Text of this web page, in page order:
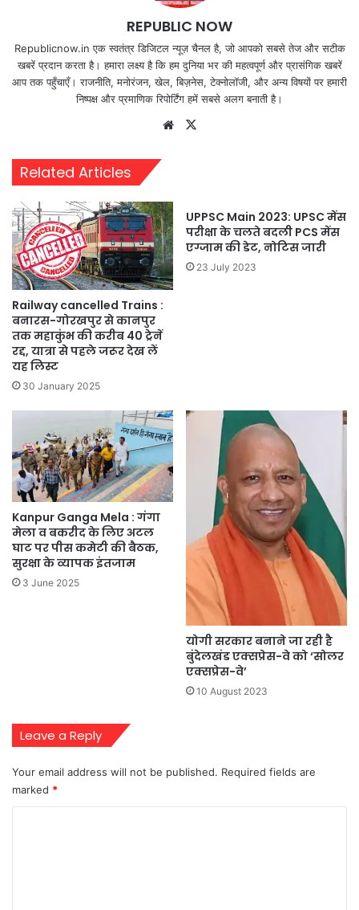
REPUBLIC NOW
Republicnow.in एक स्वतंत्र डिजिटल न्यूज़ चैनल है, जो आपको सबसे तेज और सटीक
खबरें प्रदान करता है। हमारा लक्ष्य है कि हम दुनिया भर की महत्वपूर्ण और प्रासंगिक खबरें
आप तक पहुँचाएँ। राजनीति, मनोरंजन, खेल, बिज़नेस, टेक्नोलॉजी, और अन्य विषयों पर हमारी
निष्पक्ष और प्रमाणिक रिपोर्टिंग हमें सबसे अलग बनाती है।
Website
Related Articles
Railway cancelled Trains :
बनारस-गोरखपुर से कानपुर
तक महाकुंभ की करीब 40 ट्रेनें
रद्द, यात्रा से पहले जरूर देख लें
यह लिस्ट
30 January 2025
UPPSC Main 2023: UPSC मेंस
परीक्षा के चलते बदली PCS मेंस
एग्जाम की डेट, नोटिस जारी
23 July 2023
Kanpur Ganga Mela : गंगा
मेला व बकरीद के लिए अटल
घाट पर पीस कमेटी की बैठक,
सुरक्षा के व्यापक इंतजाम
3 June 2025
योगी सरकार बनाने जा रही है
बुंदेलखंड एक्सप्रेस-वे को ‘सोलर
एक्सप्रेस-वे’
10 August 2023
Leave a Reply
Your email address will not be published. Required fields are
marked *